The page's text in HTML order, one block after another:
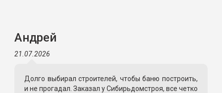
Андрей
21.07.2026
Долго выбирал строителей, чтобы баню построить,
и не прогадал. Заказал у Сибирьдомстроя, все четко